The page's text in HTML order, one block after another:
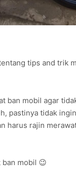
tips and trik
ban mobil agar
pastinya tidak
harus rajin
mobil 😉